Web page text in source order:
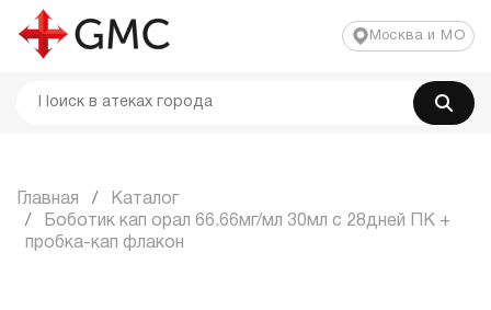
Москва и МО
Главная
Каталог
Боботик кап орал 66.66мг/мл 30мл с 28дней ПК +
пробка-кап флакон